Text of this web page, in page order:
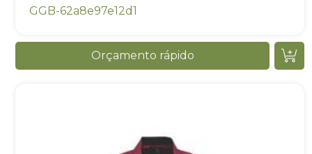
GGB-62a8e97e12d1
Orçamento rápido